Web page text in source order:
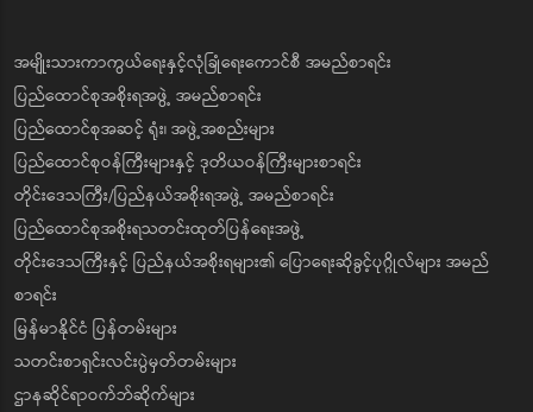
အမျိုးသားကာကွယ်ရေးနှင့်လုံခြုံရေးကောင်စီ အမည်စာရင်း
ပြည်ထောင်စုအစိုးရအဖွဲ့ အမည်စာရင်း
ပြည်ထောင်စုအဆင့် ရုံး၊ အဖွဲ့အစည်းများ
ပြည်ထောင်စုဝန်ကြီးများနှင့် ဒုတိယဝန်ကြီးများစာရင်း
တိုင်းဒေသကြီး/ပြည်နယ်အစိုးရအဖွဲ့ အမည်စာရင်း
ပြည်ထောင်စုအစိုးရသတင်းထုတ်ပြန်ရေးအဖွဲ့
တိုင်းဒေသကြီးနှင့် ပြည်နယ်အစိုးရများ၏ ပြောရေးဆိုခွင့်ပုဂ္ဂိုလ်များ အမည်
စာရင်း
မြန်မာနိုင်ငံ ပြန်တမ်းများ
သတင်းစာရှင်းလင်းပွဲမှတ်တမ်းများ
ဌာနဆိုင်ရာဝက်ဘ်ဆိုက်များ